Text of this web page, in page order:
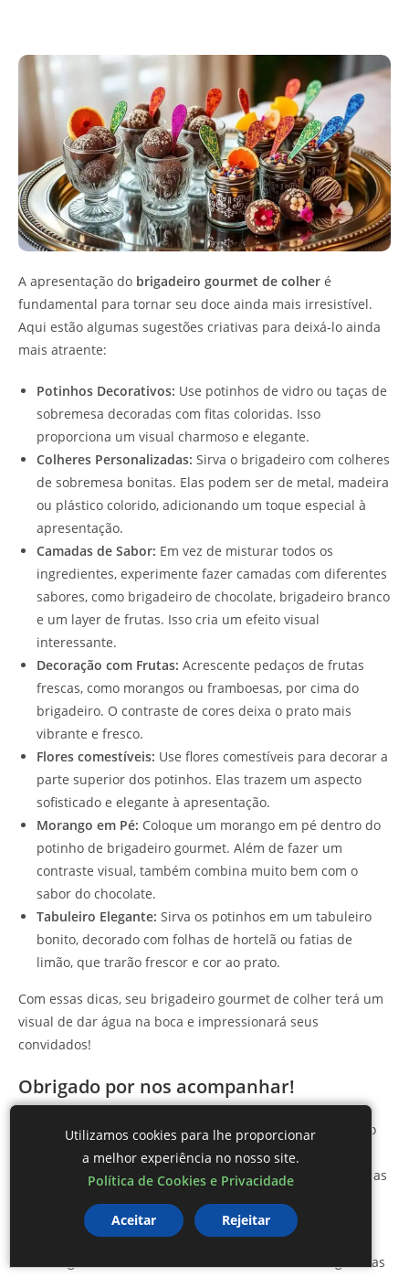
A apresentação do brigadeiro gourmet de colher é
fundamental para tornar seu doce ainda mais irresistível.
Aqui estão algumas sugestões criativas para deixá-lo ainda
mais atraente:
Potinhos Decorativos: Use potinhos de vidro ou taças de
sobremesa decoradas com fitas coloridas. Isso
proporciona um visual charmoso e elegante.
Colheres Personalizadas: Sirva o brigadeiro com colheres
de sobremesa bonitas. Elas podem ser de metal, madeira
ou plástico colorido, adicionando um toque especial à
apresentação.
Camadas de Sabor: Em vez de misturar todos os
ingredientes, experimente fazer camadas com diferentes
sabores, como brigadeiro de chocolate, brigadeiro branco
e um layer de frutas. Isso cria um efeito visual
interessante.
Decoração com Frutas: Acrescente pedaços de frutas
frescas, como morangos ou framboesas, por cima do
brigadeiro. O contraste de cores deixa o prato mais
vibrante e fresco.
Flores comestíveis: Use flores comestíveis para decorar a
parte superior dos potinhos. Elas trazem um aspecto
sofisticado e elegante à apresentação.
Morango em Pé: Coloque um morango em pé dentro do
potinho de brigadeiro gourmet. Além de fazer um
contraste visual, também combina muito bem com o
sabor do chocolate.
Tabuleiro Elegante: Sirva os potinhos em um tabuleiro
bonito, decorado com folhas de hortelã ou fatias de
limão, que trarão frescor e cor ao prato.
Com essas dicas, seu brigadeiro gourmet de colher terá um
visual de dar água na boca e impressionará seus
convidados!
Obrigado por nos acompanhar!
Esperamos que agora você se sinta inspirado a preparar o
brigadeiro gourmet de colhere surpreender a todos
com essa delícia sofisticada. Não esqueça de usar as nossas
ainda mais especial!
Se você gostou deste conteúdo, não deixe de nos seguir nas
Utilizamos cookies para lhe proporcionar
a melhor experiência no nosso site.
Política de Cookies e Privacidade
Aceitar Rejeitar